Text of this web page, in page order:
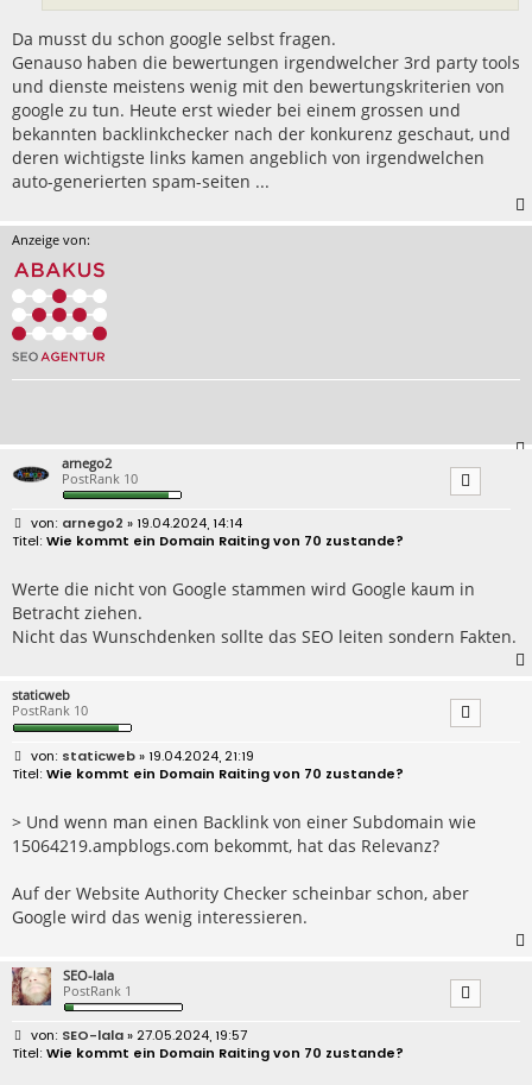
Da musst du schon google selbst fragen.
Genauso haben die bewertungen irgendwelcher 3rd party tools
und dienste meistens wenig mit den bewertungskriterien von
google zu tun. Heute erst wieder bei einem grossen und
bekannten backlinkchecker nach der konkurenz geschaut, und
deren wichtigste links kamen angeblich von irgendwelchen
auto-generierten spam-seiten ...
Anzeige von:
arnego2
PostRank 10
B
e
r
a
g
arnego2 » 19.04.2024, 14:14
Wie kommt ein Domain Raiting von 70 zustande?
Werte die nicht von Google stammen wird Google kaum in
Betracht ziehen.
Nicht das Wunschdenken sollte das SEO leiten sondern Fakten.
staticweb
PostRank 10
B
e
r
a
g
staticweb» 19.04.2024, 21:19
Wie kommt ein Domain Raiting von 70 zustande?
> Und wenn man einen Backlink von einer Subdomain wie
15064219.ampblogs.com bekommt, hat das Relevanz?
Auf der Website Authority Checker scheinbar schon, aber
Google wird das wenig interessieren.
SEO-lala
PostRank 1
B
e
SEO-lala» 27.05.2024, 19:57
Wie kommt ein Domain Raiting von 70 zustande?